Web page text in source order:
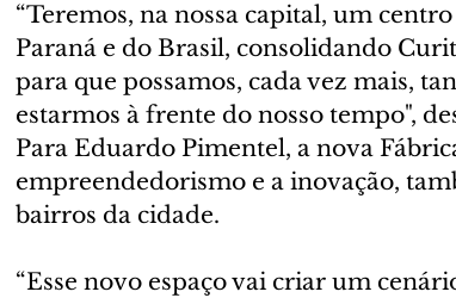
“Teremos, na nossa capital, um
Paraná e do Brasil, consolidando
para que possamos, cada vez mais,
estarmos à frente do nosso tempo",
Para Eduardo Pimentel, a nova
empreendedorismo e a inovação,
bairros da cidade.
“Esse novo espaço vai criar um